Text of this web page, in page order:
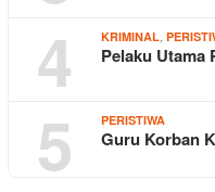
4 KRIMINAL,
Pelaku
5 PERISTIWA
Guru Korban